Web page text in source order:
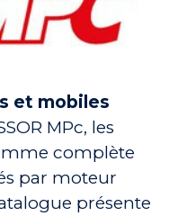
et mobiles
MPc, les
complète
par moteur
présente